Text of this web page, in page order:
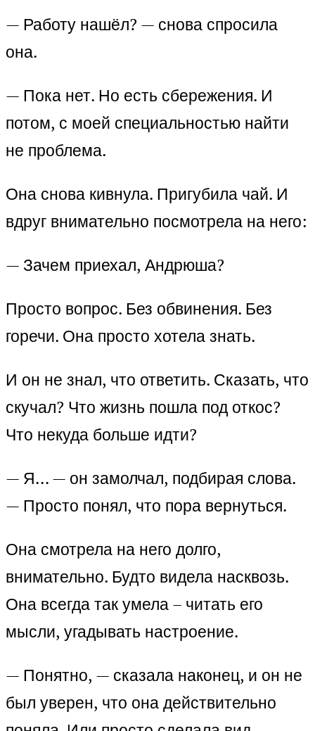
— Работу нашёл? — снова спросила
она.
— Пока нет. Но есть сбережения. И
потом, с моей специальностью найти
не проблема.
Она снова кивнула. Пригубила чай. И
вдруг внимательно посмотрела на него:
— Зачем приехал, Андрюша?
Просто вопрос. Без обвинения. Без
горечи. Она просто хотела знать.
И он не знал, что ответить. Сказать, что
скучал? Что жизнь пошла под откос?
Что некуда больше идти?
— Я… — он замолчал, подбирая слова.
— Просто понял, что пора вернуться.
Она смотрела на него долго,
внимательно. Будто видела насквозь.
Она всегда так умела – читать его
мысли, угадывать настроение.
— Понятно, — сказала наконец, и он не
был уверен, что она действительно